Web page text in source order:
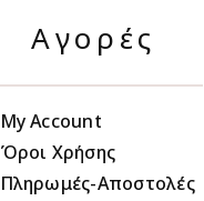
Αγορές
My Account
Όροι Χρήσης
Πληρωμές-Αποστολές